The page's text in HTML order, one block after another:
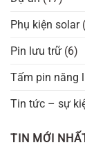
Phụ kiện solar
Pin lưu trữ (6)
Tấm pin năng
Tin tức – sự
TIN MỚI